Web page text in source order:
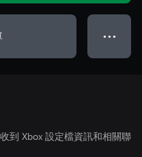
● ● ●
到 Xbox 設定檔資訊和相關聯